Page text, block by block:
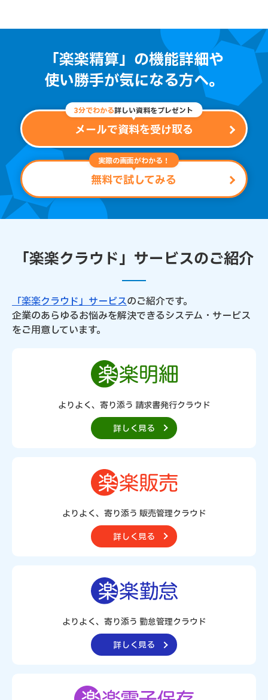
「楽楽精算」の機能詳細や
使い勝手が気になる方へ。
3分でわかる詳しい資料をプレゼント
メールで資料を受け取る
実際の画面がわかる！
無料で試してみる
「楽楽クラウド」サービスのご紹介
「楽楽クラウド」サービスのご紹介です。
企業のあらゆるお悩みを解決できるシステム・サービス
をご用意しています。
よりよく、寄り添う 請求書発行クラウド
詳しく見る
よりよく、寄り添う 販売管理クラウド
詳しく見る
よりよく、寄り添う 勤怠管理クラウド
詳しく見る